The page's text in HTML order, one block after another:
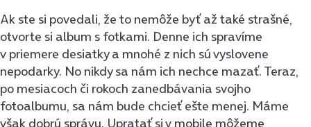
Ak ste si povedali, že to nemôže byť až také strašné,
otvorte si album s fotkami. Denne ich spravíme
v priemere desiatky a mnohé z nich sú vyslovene
nepodarky. No nikdy sa nám ich nechce mazať. Teraz,
po mesiacoch či rokoch zanedbávania svojho
fotoalbumu, sa nám bude chcieť ešte menej. Máme
však dobrú správu. Upratať si v mobile môžeme